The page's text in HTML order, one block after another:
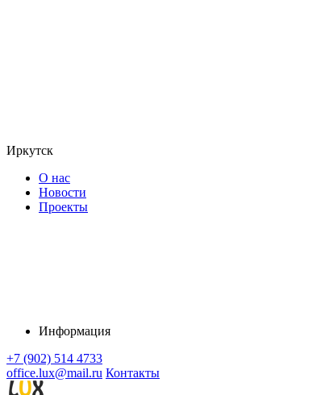
Иркутск
О нас
Новости
Проекты
Информация
+7 (902) 514 4733
office.lux@mail.ru Контакты